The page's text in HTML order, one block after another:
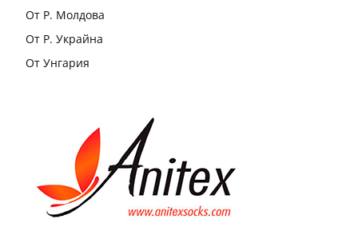
От Р. Молдова
От Р. Украйна
От Унгария